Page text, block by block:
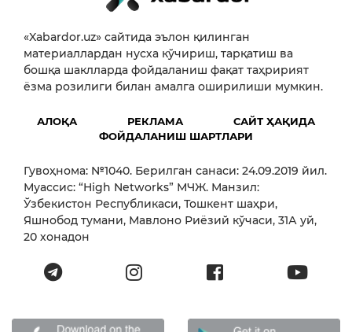
«Xabardor.uz» сайтида эълон қилинган
материаллардан нусха кўчириш, тарқатиш ва
бошқа шаклларда фойдаланиш фақат таҳририят
ёзма розилиги билан амалга оширилиши мумкин.
АЛОҚА РЕКЛАМА
САЙТ ҲАҚИДА
ФОЙДАЛАНИШ ШАРТЛАРИ
Гувоҳнома: №1040. Берилган санаси: 24.09.2019 йил.
Муассис: “High Networks” МЧЖ. Манзил:
Ўзбекистон Республикаси, Тошкент шаҳри,
Яшнобод тумани, Мавлоно Риёзий кўчаси, 31А уй,
20 хонадон